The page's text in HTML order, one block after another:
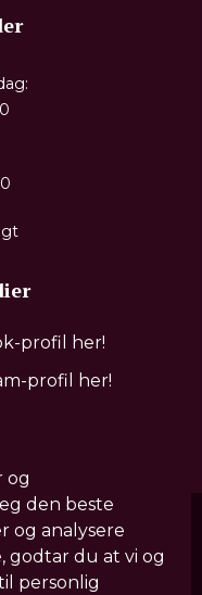
og
den beste
og analysere
godtar du at vi og
personlig
profil her!
profil her!
her!